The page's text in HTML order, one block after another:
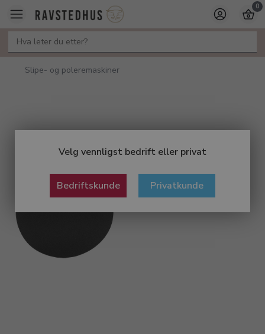
Velg vennligst bedrift eller privat
Bedriftskunde Privatkunde
0
Slipe- og poleremaskiner